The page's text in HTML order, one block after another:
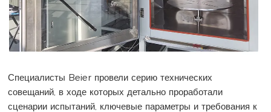
Специалисты Beier провели серию технических
совещаний, в ходе которых детально проработали
сценарии испытаний, ключевые параметры и требования к